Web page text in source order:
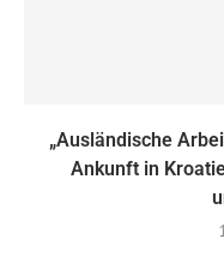
„Ausländische
Ankunft in